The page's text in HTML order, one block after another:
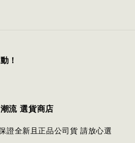
！
流 選貨商店
證全新且正品公司貨 請放心選